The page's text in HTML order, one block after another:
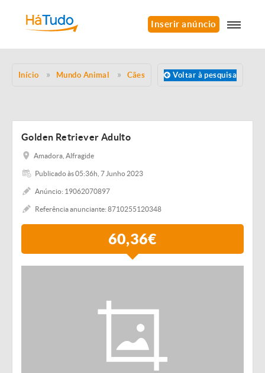
Inserir anúncio
Início Mundo Animal Cães Voltar à pesquisa
Golden Retriever Adulto
Amadora, Alfragide
Publicado às 05:36h, 7 Junho 2023
Anúncio: 19062070897
Referência anunciante: 8710255120348
60,36€